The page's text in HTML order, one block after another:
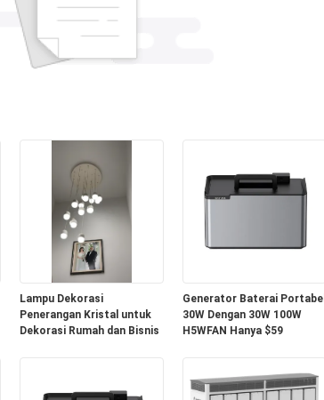
Lampu Dekorasi
Penerangan Kristal untuk
Dekorasi Rumah dan Bisnis
Generator Baterai Portabel
30W Dengan 30W 100W
H5WFAN Hanya $59